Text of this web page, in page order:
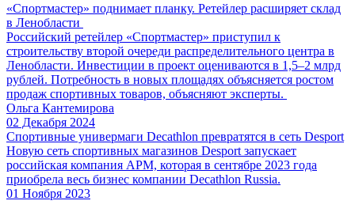
«Спортмастер» поднимает планку. Ретейлер расширяет склад
в Ленобласти
Российский ретейлер «Спортмастер» приступил к
строительству второй очереди распределительного центра в
Ленобласти. Инвестиции в проект оцениваются в 1,5–2 млрд
рублей. Потребность в новых площадях объясняется ростом
продаж спортивных товаров, объясняют эксперты.
Ольга Кантемирова
02 Декабря 2024
Спортивные универмаги Decathlon превратятся в сеть Desport
Новую сеть спортивных магазинов Desport запускает
российская компания АРМ, которая в сентябре 2023 года
приобрела весь бизнес компании Decathlon Russia.
01 Ноября 2023